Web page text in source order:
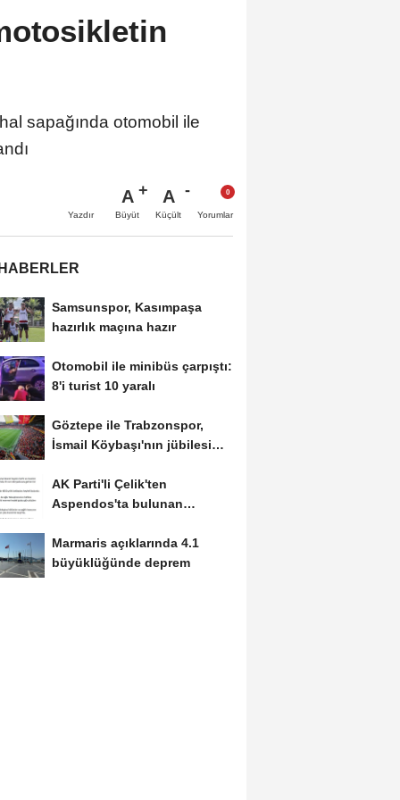
sapağında otomobil ile
Yazdır
A
Büyüt
A
Küçült Yorumlar
Samsunspor, Kasımpaşa
hazırlık maçına hazır
Otomobil ile minibüs çarpıştı:
8'i turist 10 yaralı
Göztepe ile Trabzonspor,
İsmail Köybaşı'nın jübilesi
AK Parti'li Çelik'ten
Aspendos'ta bulunan
Marmaris açıklarında 4.1
büyüklüğünde deprem